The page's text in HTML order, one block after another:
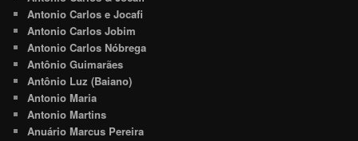
Antonio Carlos e Jocafi
Antonio Carlos Jobim
Antonio Carlos Nóbrega
Antônio Guimarães
Antônio Luz (Baiano)
Antonio Maria
Antonio Martins
Anuário Marcus Pereira